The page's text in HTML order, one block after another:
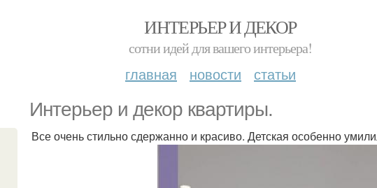
ИНТЕРЬЕР И ДЕКОР
сотни идей для вашего интерьера!
главная новости статьи
Интерьер и декор квартиры.
Все очень стильно сдержанно и красиво. Детская особенно